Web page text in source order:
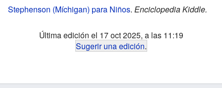
Stephenson (Míchigan) para Niños. Enciclopedia Kiddle.
Última edición el 17 oct 2025, a las 11:19
Sugerir una edición.